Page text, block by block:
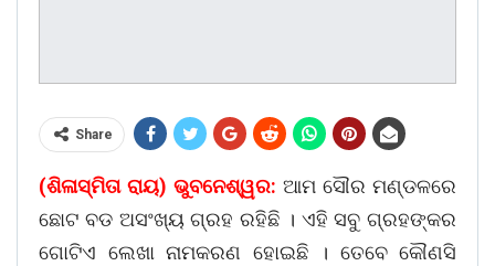
Share
(ଶିଳାସ୍ମିତା ରାୟ) ଭୁବନେଶ୍ୱର: ଆମ ସୌର ମଣ୍ଡଳରେ
ଛୋଟ ବଡ ଅସଂଖ୍ୟ ଗ୍ରହ ରହିଛି । ଏହି ସବୁ ଗ୍ରହଙ୍କର
ଗୋଟିଏ ଲେଖା ନାମକରଣ ହୋଇଛି । ତେବେ କୌଣସି